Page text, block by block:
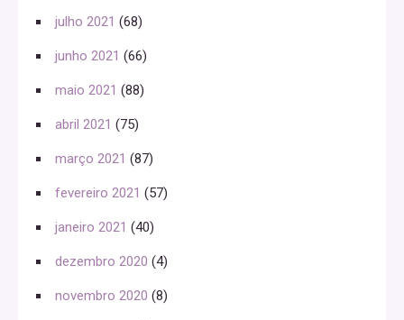
julho 2021 (68)
junho 2021 (66)
maio 2021 (88)
abril 2021 (75)
março 2021 (87)
fevereiro 2021 (57)
janeiro 2021 (40)
dezembro 2020 (4)
novembro 2020 (8)